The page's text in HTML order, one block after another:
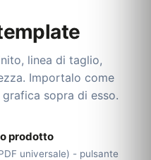
linea di taglio,
Importalo come
sopra di esso.
prodotto
universale) - pulsante